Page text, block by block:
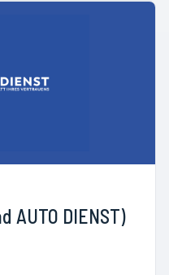
AUTO DIENST)